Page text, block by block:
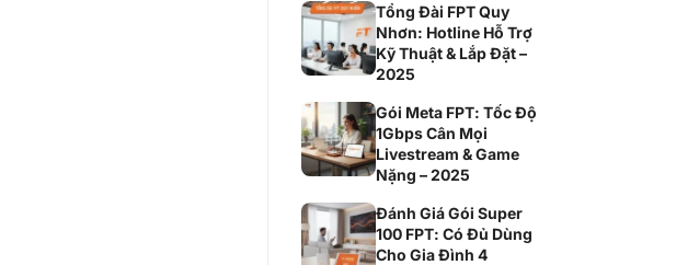
Tổng Đài FPT Quy
Nhơn: Hotline Hỗ Trợ
Kỹ Thuật & Lắp Đặt –
2025
Gói Meta FPT: Tốc Độ
1Gbps Cân Mọi
Livestream & Game
Nặng – 2025
Đánh Giá Gói Super
100 FPT: Có Đủ Dùng
Cho Gia Đình 4